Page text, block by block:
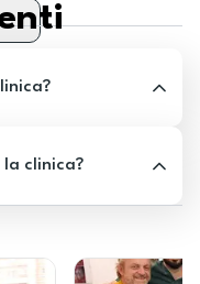
clinica?